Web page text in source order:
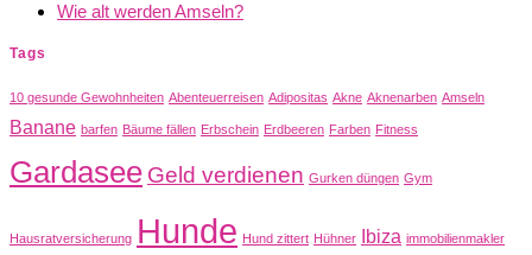
Wie alt werden Amseln?
Tags
10 gesunde Gewohnheiten Abenteuerreisen Adipositas Akne Aknenarben Amseln
Banane barfen Bäume fällen Erbschein Erdbeeren Farben Fitness
Gardasee Geld verdienen Gurken düngen Gym
Hausratversicherung Hunde Hund zittert Hühner Ibiza immobilienmakler